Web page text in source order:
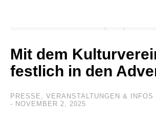
Mit dem
festlich in den
PRESSE , VERANSTALTUNGEN & INFOS
NOVEMBER 2, 2025